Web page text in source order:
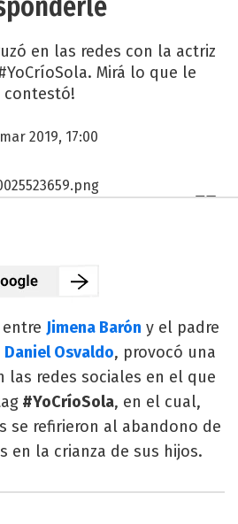
en las redes con la actriz
Mirá lo que le
contestó!
2019, 17:00
Jimena Barón y el padre
Daniel Osvaldo, provocó una
las redes sociales en el que
#YoCríoSola, en el cual,
se refirieron al abandono de
en la crianza de sus hijos.